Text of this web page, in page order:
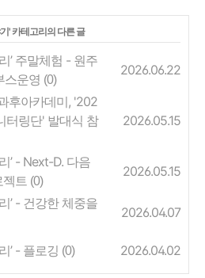
' 카테고리의 다른 글
’ 주말체험 - 원주
스운영 (0)
2026.06.22
후아카데미, '202
터링단' 발대식 참
2026.05.15
’ - Next-D. 다음
젝트 (0)
2026.05.15
’ - 건강한 체중을
2026.04.07
’ - 플로깅 (0) 2026.04.02